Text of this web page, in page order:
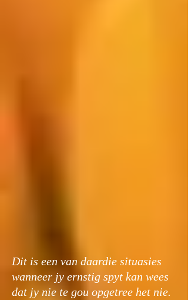
Dit is een van daardie situasies
wanneer jy ernstig spyt kan wees
dat jy nie te gou opgetree het nie.